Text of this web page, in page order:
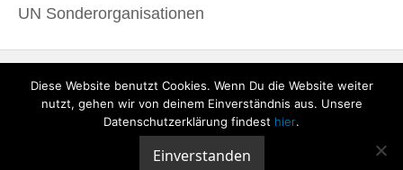
UN Sonderorganisationen
Diese Website benutzt Cookies. Wenn Du die Website weiter
nutzt, gehen wir von deinem Einverständnis aus. Unsere
Datenschutzerklärung findest hier.
Einverstanden